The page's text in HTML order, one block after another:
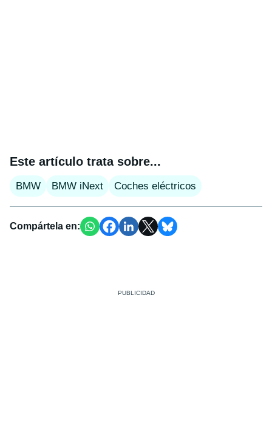
Este artículo trata sobre...
BMW BMW iNext Coches eléctricos
Compártela en: